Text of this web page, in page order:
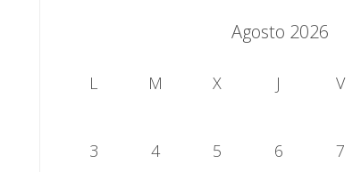
Agosto 2026
L M X J V
3
4 5 6 7